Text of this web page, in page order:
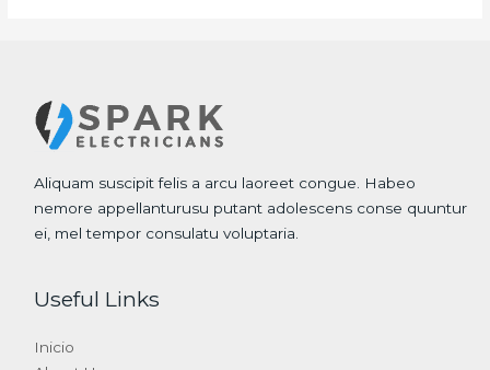
Aliquam suscipit felis a arcu laoreet congue. Habeo
nemore appellanturusu putant adolescens conse quuntur
ei, mel tempor consulatu voluptaria.
Useful Links
Inicio